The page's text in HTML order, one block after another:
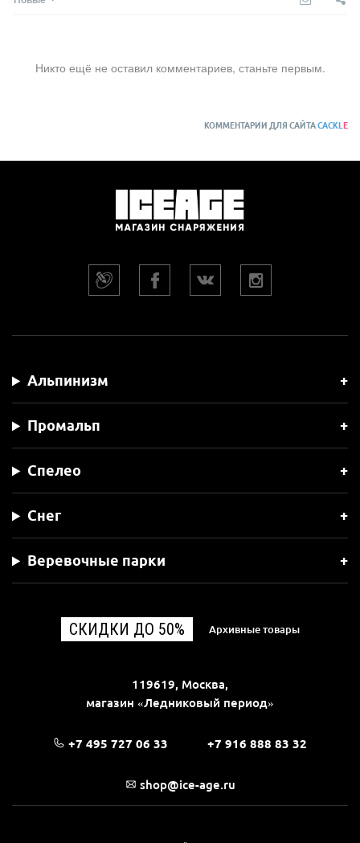
Никто ещё не оставил комментариев, станьте первым.
КОММЕНТАРИИ ДЛЯ САЙТАCACKL E
Альпинизм
Промальп
Спелео
Снег
Веревочные парки
СКИДКИ ДО 50% Архивные товары
119619, Москва,
магазин «Ледниковый период»
+7 495 727 06 33 +7 916 888 83 32
shop@ice-age.ru